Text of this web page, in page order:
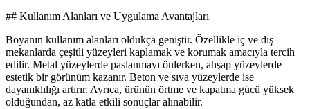
## Kullanım Alanları ve Uygulama Avantajları
Boyanın kullanım alanları oldukça geniştir. Özellikle iç ve dış
mekanlarda çeşitli yüzeyleri kaplamak ve korumak amacıyla tercih
edilir. Metal yüzeylerde paslanmayı önlerken, ahşap yüzeylerde
estetik bir görünüm kazanır. Beton ve sıva yüzeylerde ise
dayanıklılığı artırır. Ayrıca, ürünün örtme ve kapatma gücü yüksek
olduğundan, az katla etkili sonuçlar alınabilir.